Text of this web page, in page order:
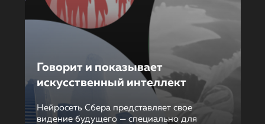
Говорит и показывает
искусственный интеллект
Нейросеть Сбера представляет свое
видение будущего — специально для